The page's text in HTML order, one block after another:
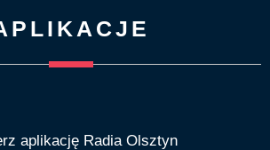
aplikację Radia Olsztyn